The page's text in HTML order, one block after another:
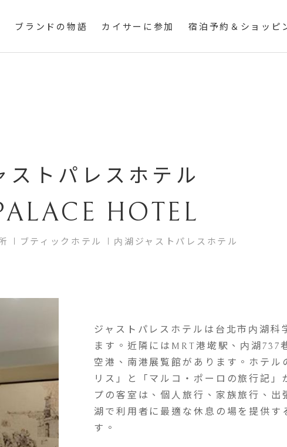
ブランドの物語 カイサーに参加 宿泊予約＆ショッピ
ストパレスホテル
HOTEL
ブティックホテル 内湖ジャストパレスホテル
ジャストパレスホテルは台北市内湖科
ます。近隣にはMRT港墘駅、内湖737
空港、南港展覧館があります。ホテル
リス」と「マルコ・ポーロの旅行記」
プの客室は、個人旅行、家族旅行、出
湖で利用者に最適な休息の場を提供す
す。